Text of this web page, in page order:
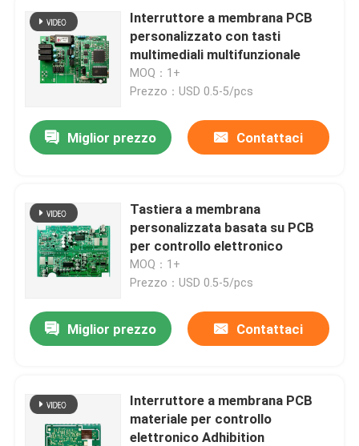
Interruttore a membrana PCB
personalizzato con tasti
multimediali multifunzionale
MOQ：1+
Prezzo：USD 0.5-5/pcs
Miglior prezzo Contattaci
Tastiera a membrana
personalizzata basata su PCB
per controllo elettronico
MOQ：1+
Prezzo：USD 0.5-5/pcs
Miglior prezzo Contattaci
Interruttore a membrana PCB
materiale per controllo
elettronico Adhibition